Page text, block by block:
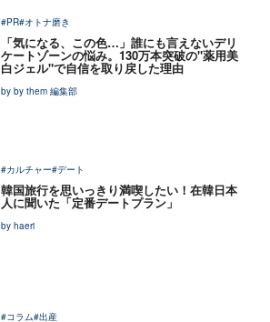
#PR#オトナ磨き
「気になる、この色…」誰にも言えないデリ
ケートゾーンの悩み。130万本突破の"薬用美
白ジェル"で自信を取り戻した理由
by by them 編集部
#カルチャー#デート
韓国旅行を思いっきり満喫したい！在韓日本
人に聞いた「定番デートプラン」
by haeri
#コラム#出産